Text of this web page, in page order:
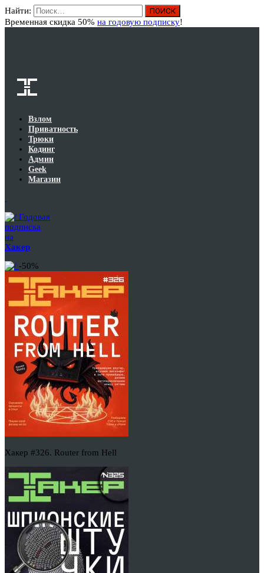
Найти:
Временная скидка 50% на годовую подписку!
Взлом
Приватность
Трюки
Кодинг
Админ
Geek
Магазин
Годовая
подписка
на
Хакер
-50%
Хакер #326. Router from Hell